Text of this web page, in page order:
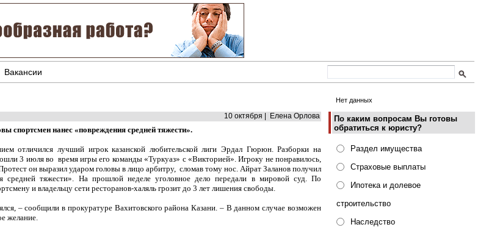
Вакансии
Нет данных
По каким вопросам Вы готовы
обратиться к юристу?
Раздел имущества
Страховые выплаты
Ипотека и долевое
строительство
Наследство
10 октября | Елена Орлова
спортсмен нанес «повреждения средней тяжести».
отличился лучший игрок казанской любительской лиги Эрдал Гюрюн. Разборки на
3 июля во время игры его команды «Туркуаз» с «Викторией». Игроку не понравилось,
он выразил ударом головы в лицо арбитру, сломав тому нос. Айрат Заланов получил
средней тяжести». На прошлой неделе уголовное дело передали в мировой суд. По
и владельцу сети ресторанов-халяль грозит до 3 лет лишения свободы.
– сообщили в прокуратуре Вахитовского района Казани. – В данном случае возможен
желание.